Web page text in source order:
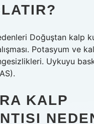
Doğuştan kalp
Potasyum ve
Uykuyu
KALP